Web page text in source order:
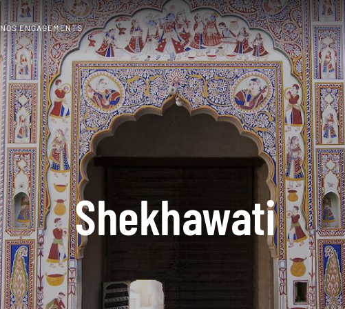
NOS ENGAGEMENTS
Shekhawati